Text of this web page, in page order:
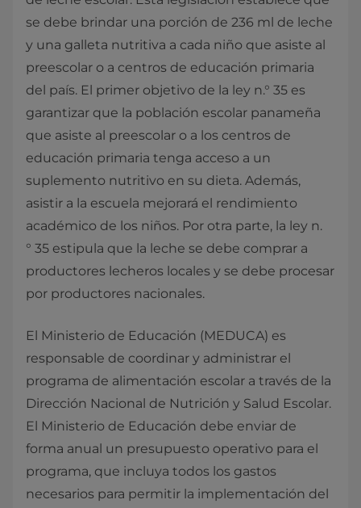
se debe brindar una porción de 236 ml de leche
y una galleta nutritiva a cada niño que asiste al
preescolar o a centros de educación primaria
del país. El primer objetivo de la ley n.° 35 es
garantizar que la población escolar panameña
que asiste al preescolar o a los centros de
educación primaria tenga acceso a un
suplemento nutritivo en su dieta. Además,
asistir a la escuela mejorará el rendimiento
académico de los niños. Por otra parte, la ley n.
° 35 estipula que la leche se debe comprar a
productores lecheros locales y se debe procesar
por productores nacionales.
El Ministerio de Educación (MEDUCA) es
responsable de coordinar y administrar el
programa de alimentación escolar a través de la
Dirección Nacional de Nutrición y Salud Escolar.
El Ministerio de Educación debe enviar de
forma anual un presupuesto operativo para el
programa, que incluya todos los gastos
necesarios para permitir la implementación del